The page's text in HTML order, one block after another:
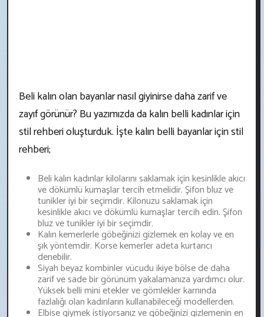
Beli kalın olan bayanlar nasıl giyinirse daha zarif ve
zayıf görünür? Bu yazımızda da kalın belli kadınlar için
stil rehberi oluşturduk. İşte kalın belli bayanlar için stil
rehberi;
Beli kalın kadınlar kilolarını saklamak için kesinlikle akıcı
ve dökümlü kumaşlar tercih etmelidir. Şifon bluz ve
tunikler iyi bir seçimdir. Kilonuzu saklamak için
kesinlikle akıcı ve dökümlü kumaşlar tercih edin. Şifon
bluz ve tunikler iyi bir seçimdir.
Kalın kemerlerle göbeğinizi gizlemek en kolay ve en
şık yöntemdir. Korse kemerler adeta kurtarıcı
denebilir.
Siyah beyaz kombinler vücudu ikiye bölse de daha
zarif ve sade bir görünüm yakalamanıza yardımcı olur.
Yüksek belli mini etekler ve gömlekler karnında
fazlalığı olan kadınların kullanabileceği modellerden.
Elbise giymek istiyorsanız ve göbeğinizi gizlemenin en